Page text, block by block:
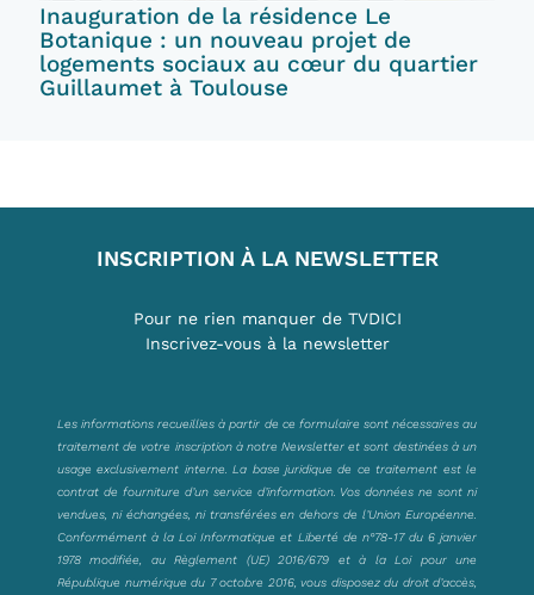
Inauguration de la résidence Le
Botanique : un nouveau projet de
logements sociaux au cœur du quartier
Guillaumet à Toulouse
INSCRIPTION À LA NEWSLETTER
Pour ne rien manquer de TVDICI
Inscrivez-vous à la newsletter
Les informations recueillies à partir de ce formulaire sont nécessaires au
traitement de votre inscription à notre Newsletter et sont destinées à un
usage exclusivement interne. La base juridique de ce traitement est le
contrat de fourniture d’un service d’information. Vos données ne sont ni
vendues, ni échangées, ni transférées en dehors de l’Union Européenne.
Conformément à la Loi Informatique et Liberté de n°78-17 du 6 janvier
1978 modifiée, au Règlement (UE) 2016/679 et à la Loi pour une
République numérique du 7 octobre 2016, vous disposez du droit d’accès,